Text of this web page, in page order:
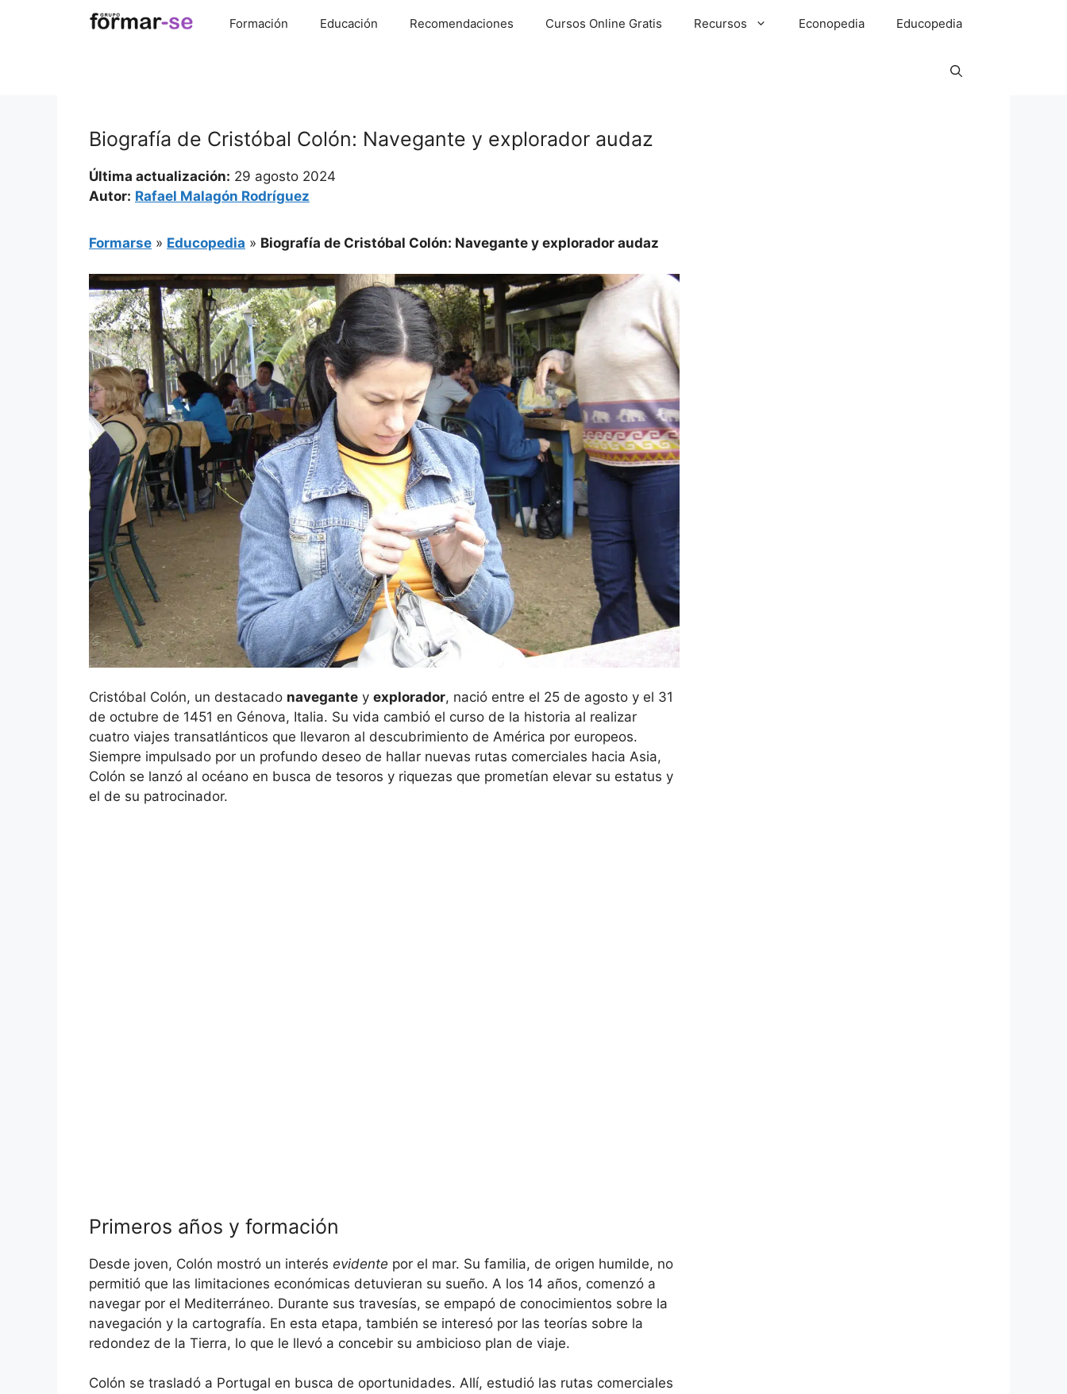
Formación Educación Recomendaciones Cursos Online Gratis Recursos Econopedia Educopedia
Biografía de Cristóbal Colón: Navegante y explorador audaz
Última actualización: 29 agosto 2024
Autor: Rafael Malagón Rodríguez
Formarse » Educopedia » Biografía de Cristóbal Colón: Navegante y explorador audaz
Cristóbal Colón, un destacado navegante y explorador, nació entre el 25 de agosto y el 31
de octubre de 1451 en Génova, Italia. Su vida cambió el curso de la historia al realizar
cuatro viajes transatlánticos que llevaron al descubrimiento de América por europeos.
Siempre impulsado por un profundo deseo de hallar nuevas rutas comerciales hacia Asia,
Colón se lanzó al océano en busca de tesoros y riquezas que prometían elevar su estatus y
el de su patrocinador.
Primeros años y formación
Desde joven, Colón mostró un interés evidente por el mar. Su familia, de origen humilde, no
permitió que las limitaciones económicas detuvieran su sueño. A los 14 años, comenzó a
navegar por el Mediterráneo. Durante sus travesías, se empapó de conocimientos sobre la
navegación y la cartografía. En esta etapa, también se interesó por las teorías sobre la
redondez de la Tierra, lo que le llevó a concebir su ambicioso plan de viaje.
Colón se trasladó a Portugal en busca de oportunidades. Allí, estudió las rutas comerciales